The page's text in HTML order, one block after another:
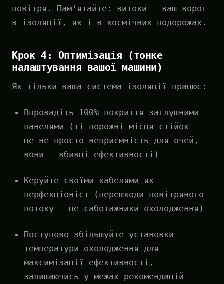
повітря. Пам'ятайте: витоки — ваш ворог
в ізоляції, як і в космічних подорожах.
Крок 4: Оптимізація (тонке
налаштування вашої машини)
Як тільки ваша система ізоляції працює:
Впровадіть 100% покриття заглушними
панелями (ті порожні місця стійок —
це не просто неприємність для очей,
вони — вбивці ефективності)
Керуйте своїми кабелями як
перфекціоніст (перешкоди повітряного
потоку — це саботажники охолодження)
Поступово збільшуйте установки
температури охолодження для
максимізації ефективності,
залишаючись у межах рекомендацій